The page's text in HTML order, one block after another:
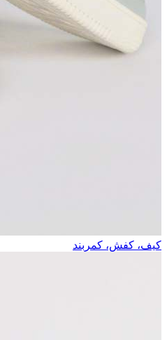
کیف، کفش، کمربند